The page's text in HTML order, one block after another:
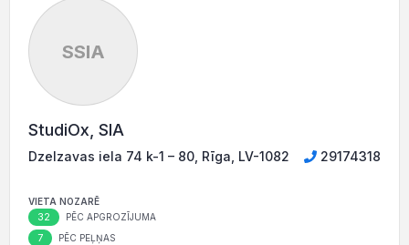
SSIA
StudiOx, SIA
Dzelzavas iela 74 k-1 – 80, Rīga, LV-1082 29174318
VIETA NOZARĒ
32 PĒC APGROZĪJUMA
7 PĒC PEĻŅAS